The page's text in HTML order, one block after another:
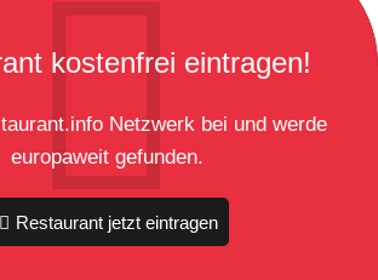
kostenfrei eintragen!
Netzwerk bei und werde
europaweit gefunden.
Restaurant jetzt eintragen